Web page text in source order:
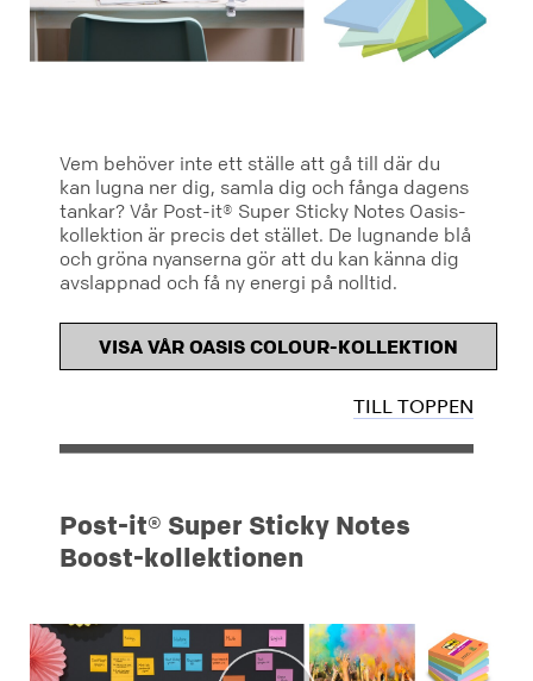
Vem behöver inte ett ställe att gå till där du
kan lugna ner dig, samla dig och fånga dagens
tankar? Vår Post-it® Super Sticky Notes Oasis-
kollektion är precis det stället. De lugnande blå
och gröna nyanserna gör att du kan känna dig
avslappnad och få ny energi på nolltid.
VISA VÅR OASIS COLOUR-KOLLEKTION
TILL TOPPEN
Post-it® Super Sticky Notes
Boost-kollektionen